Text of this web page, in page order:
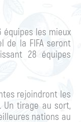
les mieux
de la FIFA seront
28 équipes
rejoindront les
Un tirage au sort,
nations au